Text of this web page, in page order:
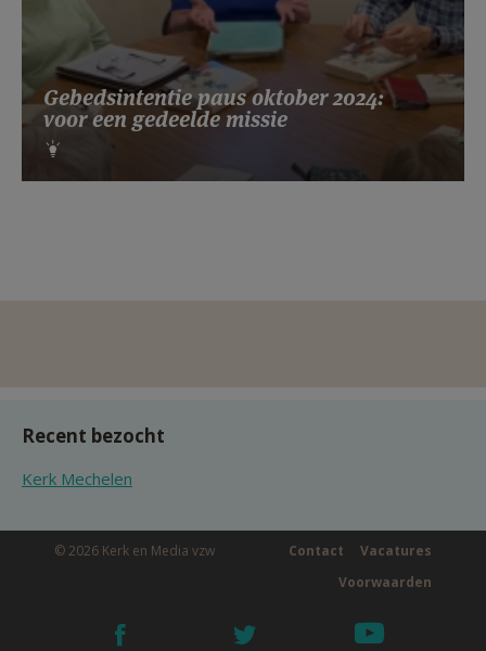
Gebedsintentie paus oktober 2024:
voor een gedeelde missie
Recent bezocht
Kerk Mechelen
© 2026 Kerk en Media vzw Vacatures
Contact
Voorwaarden